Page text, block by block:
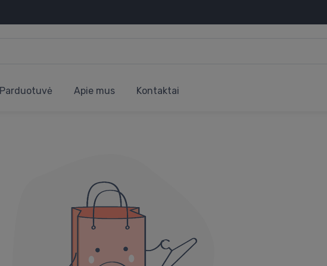
Parduotuvė Apie mus Kontaktai